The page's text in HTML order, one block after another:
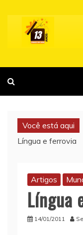
content
Você está aqui
Língua e ferrovia
Artigos
Língua
14/01/2011